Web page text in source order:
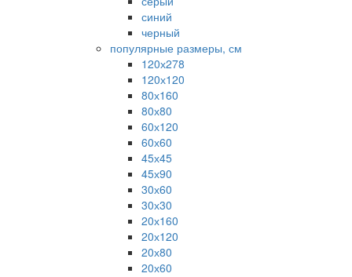
синий
черный
популярные размеры, см
120х278
120х120
80х160
80х80
60х120
60х60
45х45
45х90
30х60
30х30
20х160
20х120
20х80
20х60